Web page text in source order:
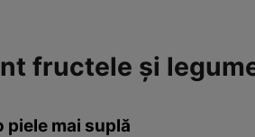
fructele şi
piele mai suplă